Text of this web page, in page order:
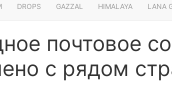
DROPS GAZZAL HIMALAYA LANA
почтовое
с рядом